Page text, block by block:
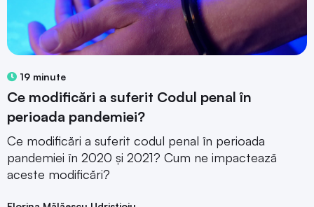
19 minute
Ce modificări a suferit Codul penal în
perioada pandemiei?
Ce modificări a suferit codul penal în perioada
pandemiei în 2020 și 2021? Cum ne impactează
aceste modificări?